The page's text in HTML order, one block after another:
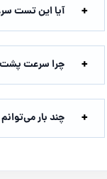
آیا این تست
چرا سرعت پشت
چند بار